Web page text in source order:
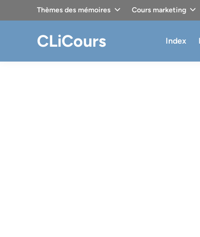
Thèmes des mémoires Cours marketing
CLiCours Index